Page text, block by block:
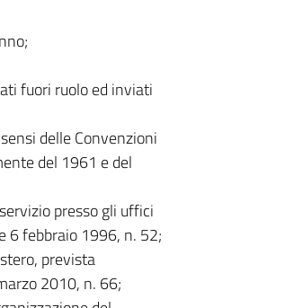
fuori ruolo ed inviati
delle Convenzioni
del 1961 e del
presso gli uffici
6 febbraio 1996, n. 52;
prevista
2010, n. 66;